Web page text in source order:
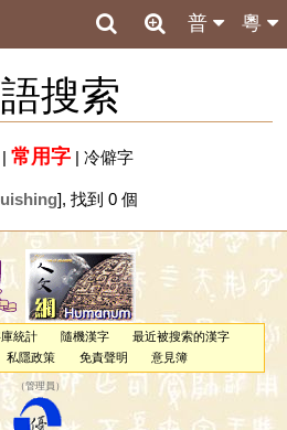
粵
普
搜索
常用字| 冷僻字
], 找到 0 個
統計 隨機漢字
最近被搜索的漢字
私隱政策 免責聲明 意見簿
（管理員 ）